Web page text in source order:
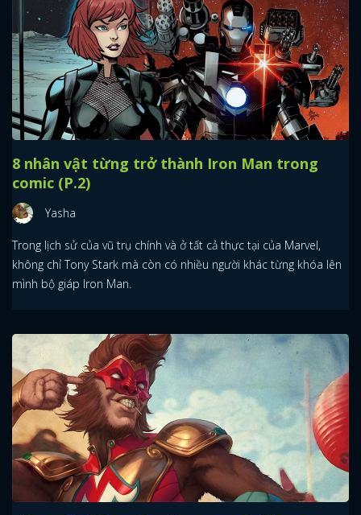
8 nhân vật từng trở thành Iron Man trong
comic (P.2)
Yasha
Trong lịch sử của vũ trụ chính và ở tất cả thực tại của Marvel,
không chỉ Tony Stark mà còn có nhiều người khác từng khóa lên
mình bộ giáp Iron Man.